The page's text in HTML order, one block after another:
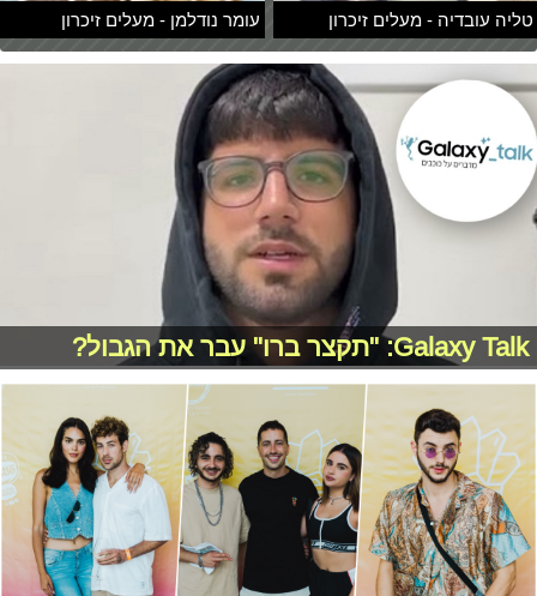
טליה עובדיה - מעלים זיכרון עומר נודלמן - מעלים זיכרון
Galaxy Talk: "תקצר ברו" עבר את הגבול?